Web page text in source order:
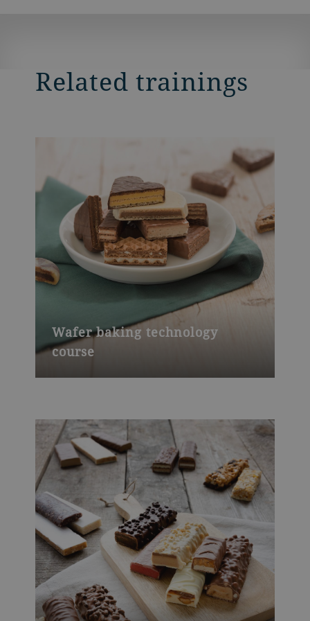
Related trainings
Wafer baking technology
course